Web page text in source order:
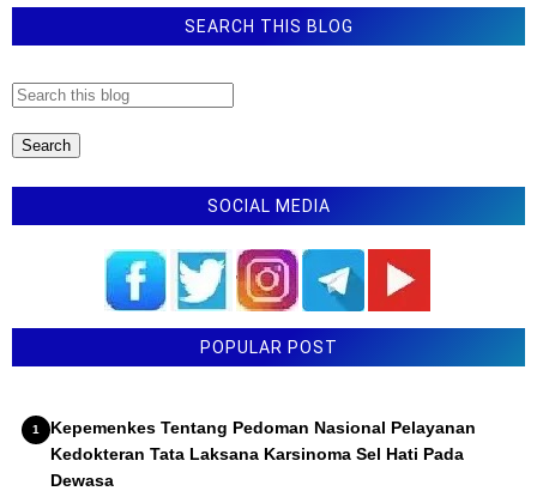
SEARCH THIS BLOG
SOCIAL MEDIA
POPULAR POST
Kepemenkes Tentang Pedoman Nasional Pelayanan
Kedokteran Tata Laksana Karsinoma Sel Hati Pada
Dewasa